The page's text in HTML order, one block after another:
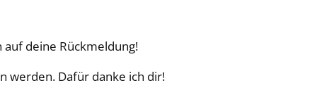
auf deine Rückmeldung!
werden. Dafür danke ich dir!